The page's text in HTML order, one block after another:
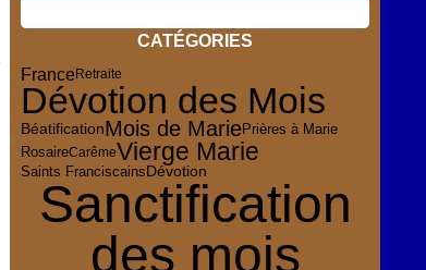
CATÉGORIES
FranceRetraite
Dévotion des Mois
BéatificationMois de MariePrières à Marie
RosaireCarêmeVierge Marie
Saints FranciscainsDévotion
Sanctification
des mois